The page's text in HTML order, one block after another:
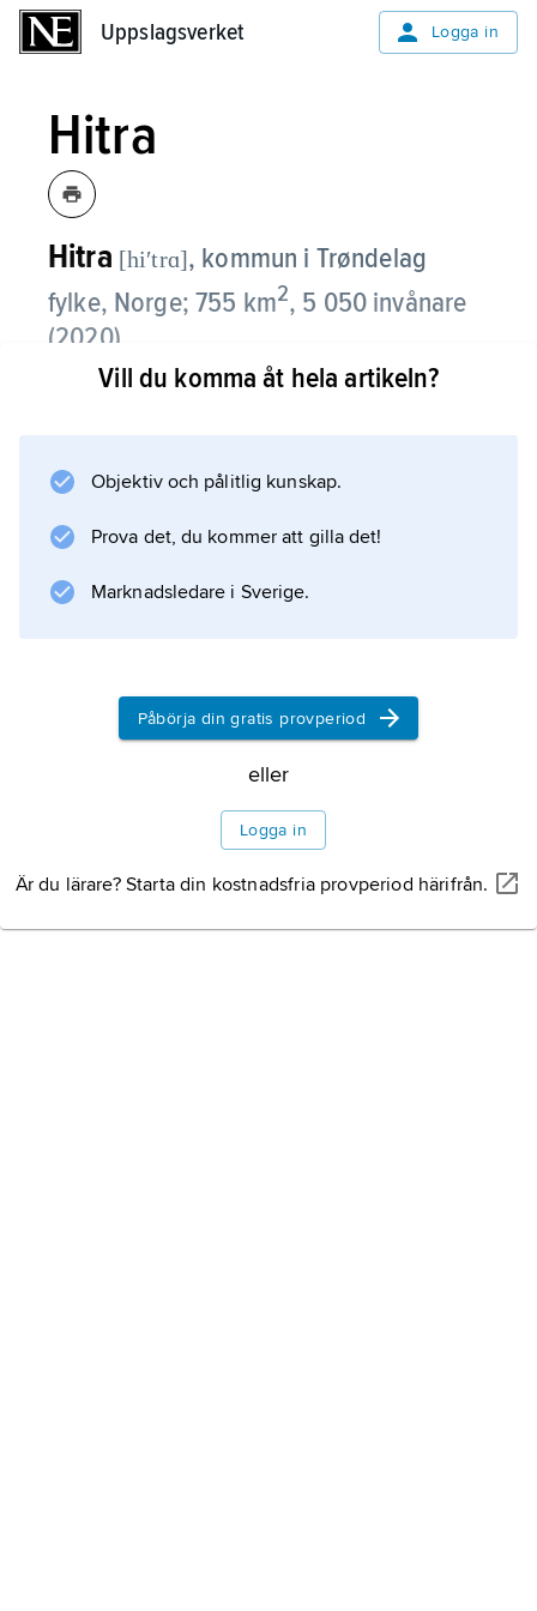
Uppslagsverket Logga in
Hitra
Hitra [hiʹtrɑ], kommun i Trøndelag
fylke, Norge; 755 km2, 5 050 invånare
(2020).
Sedan 2020 ingår även en del av den tidigare
km
) är den största. Jordbruk och fiske, ofta i
kombination, samt fiskförädling är de
viktigaste näringarna.
Information om artikeln
Vill du komma åt hela artikeln?
Objektiv och pålitlig kunskap.
Prova det, du kommer att gilla det!
Marknadsledare i Sverige.
Påbörja din gratis provperiod
eller
Logga in
Är du lärare? Starta din kostnadsfria provperiod härifrån.